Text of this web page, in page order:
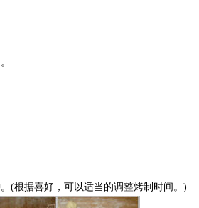
根据喜好，可以适当的调整烤制时间。)